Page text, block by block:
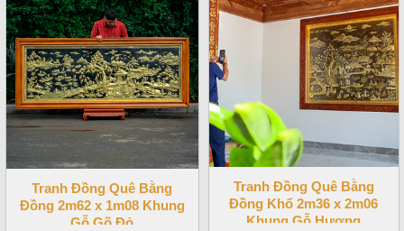
Tranh Đồng Quê Bằng
Đồng 2m62 x 1m08 Khung
Gỗ Gõ Đỏ
Tranh Đồng Quê Bằng
Đồng Khổ 2m36 x 2m06
Khung Gỗ Hương